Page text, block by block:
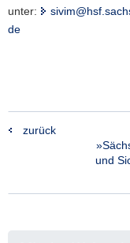
unter:
de
zurück
und